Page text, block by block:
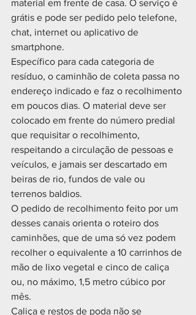
material em frente de casa. O serviço é
grátis e pode ser pedido pelo telefone,
chat, internet ou aplicativo de
smartphone.
Específico para cada categoria de
resíduo, o caminhão de coleta passa no
endereço indicado e faz o recolhimento
em poucos dias. O material deve ser
colocado em frente do número predial
que requisitar o recolhimento,
respeitando a circulação de pessoas e
veículos, e jamais ser descartado em
beiras de rio, fundos de vale ou
terrenos baldios.
O pedido de recolhimento feito por um
desses canais orienta o roteiro dos
caminhões, que de uma só vez podem
recolher o equivalente a 10 carrinhos de
mão de lixo vegetal e cinco de caliça
ou, no máximo, 1,5 metro cúbico por
mês.
Caliça e restos de poda não se